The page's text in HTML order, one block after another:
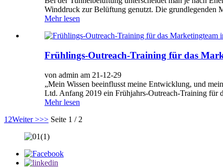
Winddruck zur Belüftung genutzt. Die grundlegenden
Mehr lesen
Frühlings-Outreach-Training für das
von admin am 21-12-29
„Mein Wissen beeinflusst meine Entwicklung, und
Ltd. Anfang 2019 ein Frühjahrs-Outreach-Training
Mehr lesen
1 2Weiter >>> Seite 1 / 2